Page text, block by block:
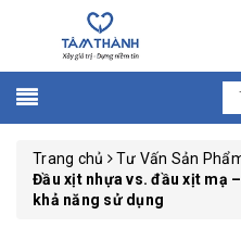
Trang chủ
Tư Vấn Sản
Đầu xịt nhựa vs. đầu xịt mạ
khả năng sử dụng